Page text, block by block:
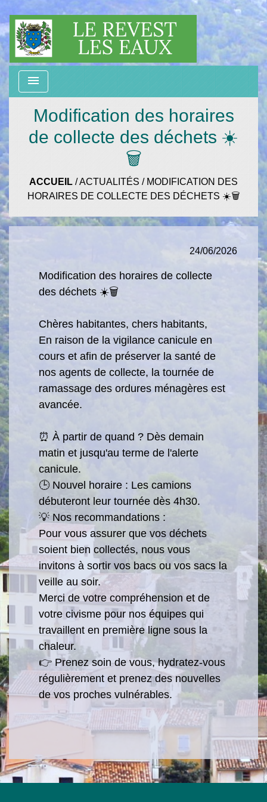
menu
Modification des horaires
de collecte des déchets ☀️
🗑️
ACCUEIL /ACTUALITÉS / MODIFICATION DES
HORAIRES DE COLLECTE DES DÉCHETS ☀️🗑️
24/06/2026
Modification des horaires de collecte
des déchets ☀️🗑️
Chères habitantes, chers habitants,
En raison de la vigilance canicule en
cours et afin de préserver la santé de
nos agents de collecte, la tournée de
ramassage des ordures ménagères est
avancée.
⏰ À partir de quand ? Dès demain
matin et jusqu'au terme de l'alerte
canicule.
🕒 Nouvel horaire : Les camions
débuteront leur tournée dès 4h30.
💡 Nos recommandations :
Pour vous assurer que vos déchets
soient bien collectés, nous vous
invitons à sortir vos bacs ou vos sacs la
veille au soir.
Merci de votre compréhension et de
votre civisme pour nos équipes qui
travaillent en première ligne sous la
chaleur.
👉 Prenez soin de vous, hydratez-vous
régulièrement et prenez des nouvelles
de vos proches vulnérables.